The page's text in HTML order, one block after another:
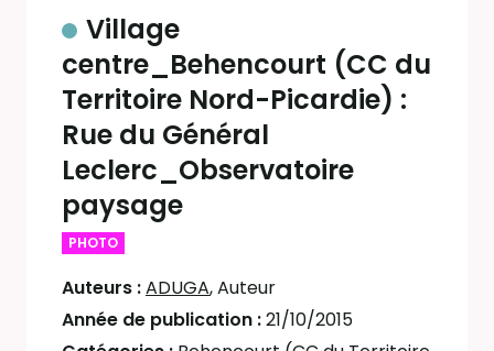
Village
centre_Behencourt (CC du
Territoire Nord-Picardie) :
Rue du Général
Leclerc_Observatoire
paysage
PHOTO
Auteurs :ADUGA, Auteur
Année de publication :21/10/2015